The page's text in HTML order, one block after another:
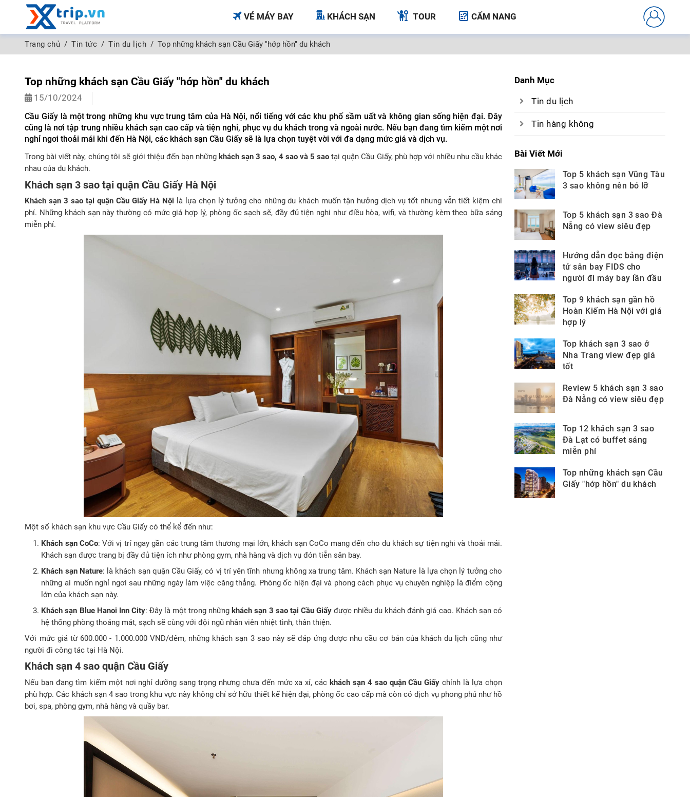
VÉ MÁY BAY KHÁCH SẠN TOUR CẨM NANG
Trang chủ Tin tức Tin du lịch Top những khách sạn Cầu Giấy "hớp hồn" du khách
Top những khách sạn Cầu Giấy "hớp hồn" du khách
15/10/2024
Cầu Giấy là một trong những khu vực trung tâm của Hà Nội, nổi tiếng với các khu phố sầm uất và không gian sống hiện đại. Đây
cũng là nơi tập trung nhiều khách sạn cao cấp và tiện nghi, phục vụ du khách trong và ngoài nước. Nếu bạn đang tìm kiếm một nơi
nghỉ ngơi thoải mái khi đến Hà Nội, các khách sạn Cầu Giấy sẽ là lựa chọn tuyệt vời với đa dạng mức giá và dịch vụ.
Trong bài viết này, chúng tôi sẽ giới thiệu đến bạn những khách sạn 3 sao, 4 sao và 5 sao tại quận Cầu Giấy, phù hợp với nhiều nhu cầu khác
nhau của du khách.
Khách sạn 3 sao tại quận Cầu Giấy Hà Nội
Khách sạn 3 sao tại quận Cầu Giấy Hà Nội là lựa chọn lý tưởng cho những du khách muốn tận hưởng dịch vụ tốt nhưng vẫn tiết kiệm chi
phí. Những khách sạn này thường có mức giá hợp lý, phòng ốc sạch sẽ, đầy đủ tiện nghi như điều hòa, wifi, và thường kèm theo bữa sáng
miễn phí.
Một số khách sạn khu vực Cầu Giấy có thể kể đến như:
Khách sạn CoCo: Với vị trí ngay gần các trung tâm thương mại lớn, khách sạn CoCo mang đến cho du khách sự tiện nghi và thoải mái.
Khách sạn được trang bị đầy đủ tiện ích như phòng gym, nhà hàng và dịch vụ đón tiễn sân bay.
Khách sạn Nature: là khách sạn quận Cầu Giấy, có vị trí yên tĩnh nhưng không xa trung tâm. Khách sạn Nature là lựa chọn lý tưởng cho
những ai muốn nghỉ ngơi sau những ngày làm việc căng thẳng. Phòng ốc hiện đại và phong cách phục vụ chuyên nghiệp là điểm cộng
lớn của khách sạn này.
Khách sạn Blue Hanoi Inn City: Đây là một trong những khách sạn 3 sao tại Cầu Giấyđược nhiều du khách đánh giá cao. Khách sạn có
hệ thống phòng thoáng mát, sạch sẽ cùng với đội ngũ nhân viên nhiệt tình, thân thiện.
Với mức giá từ 600.000 - 1.000.000 VND/đêm, những khách sạn 3 sao này sẽ đáp ứng được nhu cầu cơ bản của khách du lịch cũng như
người đi công tác tại Hà Nội.
Khách sạn 4 sao quận Cầu Giấy
Nếu bạn đang tìm kiếm một nơi nghỉ dưỡng sang trọng nhưng chưa đến mức xa xỉ, các khách sạn 4 sao quận Cầu Giấy chính là lựa chọn
phù hợp. Các khách sạn 4 sao trong khu vực này không chỉ sở hữu thiết kế hiện đại, phòng ốc cao cấp mà còn có dịch vụ phong phú như hồ
bơi, spa, phòng gym, nhà hàng và quầy bar.
Danh Mục
Tin du lịch
Tin hàng không
Bài Viết Mới
Top 5 khách sạn Vũng Tàu
3 sao không nên bỏ lỡ
Top 5 khách sạn 3 sao Đà
Nẵng có view siêu đẹp
Hướng dẫn đọc bảng điện
tử sân bay FIDS cho
người đi máy bay lần đầu
Top 9 khách sạn gần hồ
Hoàn Kiếm Hà Nội với giá
hợp lý
Top khách sạn 3 sao ở
Nha Trang view đẹp giá
tốt
Review 5 khách sạn 3 sao
Đà Nẵng có view siêu đẹp
Top 12 khách sạn 3 sao
Đà Lạt có buffet sáng
miễn phí
Top những khách sạn Cầu
Giấy "hớp hồn" du khách